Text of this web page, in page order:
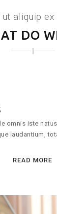
ut aliquip
DO
omnis iste
laudantium,
READ MORE